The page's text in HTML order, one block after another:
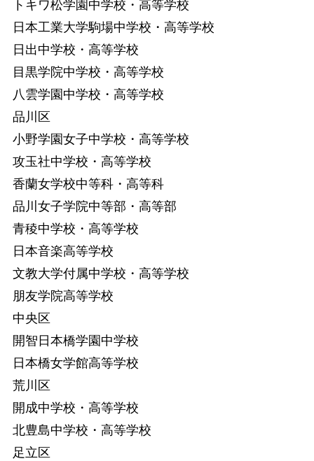
トキワ松学園中学校・高等学校
日本工業大学駒場中学校・高等学校
日出中学校・高等学校
目黒学院中学校・高等学校
八雲学園中学校・高等学校
品川区
小野学園女子中学校・高等学校
攻玉社中学校・高等学校
香蘭女学校中等科・高等科
品川女子学院中等部・高等部
青稜中学校・高等学校
日本音楽高等学校
文教大学付属中学校・高等学校
朋友学院高等学校
中央区
開智日本橋学園中学校
日本橋女学館高等学校
荒川区
開成中学校・高等学校
北豊島中学校・高等学校
足立区